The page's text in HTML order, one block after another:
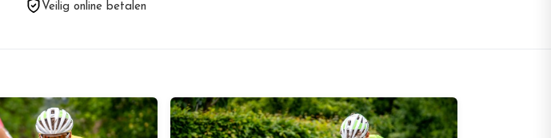
Veilig online betalen